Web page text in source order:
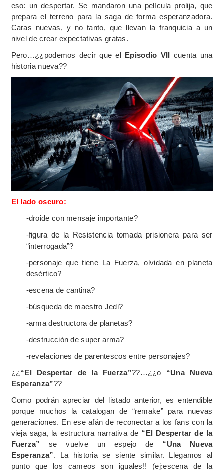
eso: un despertar. Se mandaron una película prolija, que
prepara el terreno para la saga de forma esperanzadora.
Caras nuevas, y no tanto, que llevan la franquicia a un
nivel de crear expectativas gratas.
Pero…¿¿podemos decir que el Episodio VII cuenta una
historia nueva??
El lado oscuro:
-droide con mensaje importante?
-figura de la Resistencia tomada prisionera para ser
“interrogada”?
-personaje que tiene La Fuerza, olvidada en planeta
desértico?
-escena de cantina?
-búsqueda de maestro Jedi?
-arma destructora de planetas?
-destrucción de super arma?
-revelaciones de parentescos entre personajes?
¿¿ “El Despertar de la Fuerza”??…¿¿o “Una Nueva
Esperanza”??
Como podrán apreciar del listado anterior, es entendible
porque muchos la catalogan de “remake” para nuevas
generaciones. En ese afán de reconectar a los fans con la
vieja saga, la estructura narrativa de “El Despertar de la
Fuerza” se vuelve un espejo de “Una Nueva
Esperanza”. La historia se siente similar. Llegamos al
punto que los cameos son iguales!! (ej:escena de la